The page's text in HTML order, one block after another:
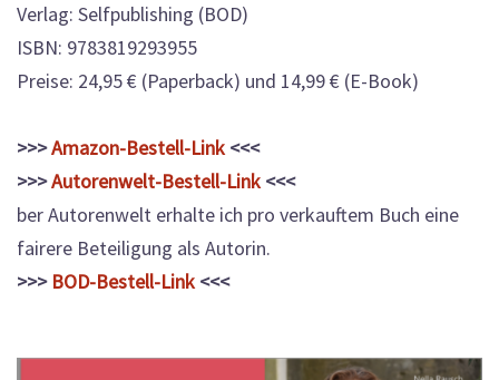
Verlag: Selfpublishing (BOD)
ISBN: 9783819293955
Preise: 24,95 € (Paperback) und 14,99 € (E-Book)
>>>Amazon-Bestell-Link<<<
>>>Autorenwelt-Bestell-Link<<<
ber Autorenwelt erhalte ich pro verkauftem Buch eine
fairere Beteiligung als Autorin.
>>>BOD-Bestell-Link<<<